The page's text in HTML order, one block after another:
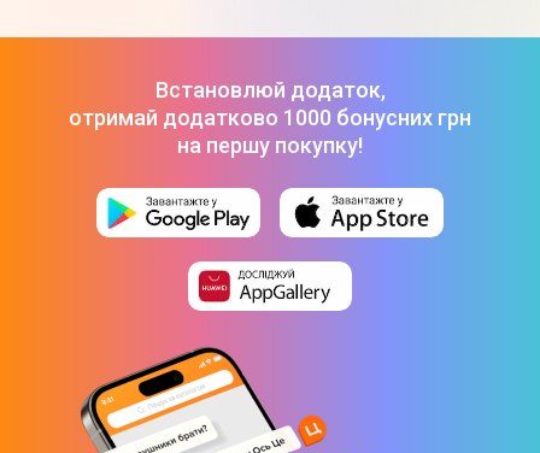
Встановлюй додаток,
отримай додатково 1000 бонусних грн
на першу покупку!